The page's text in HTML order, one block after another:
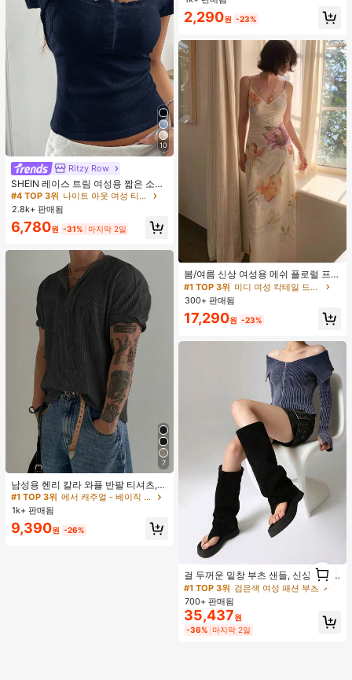
10
Ritzy Row
SHEIN 레이스 트림 여성용 짧은 소매
티셔츠, 슬림핏 여름 새 3버튼 전면 반
소매 탑
#4 TOP 3위
나이트 아웃 여성 티셔츠
2.8k+ 판매됨
6,780원 -31% 마지막 2일
7
남성용 헨리 칼라 와플 반팔 티셔츠,
가볍고 통기성이 좋은 기본 티, 미국
미니멀리스트 스타일, 모든 계절에 적
합
#1 TOP 3위
에서 캐주얼 - 베이직 남성 상의
1k+ 판매됨
9,390원 -26%
니날 선물
#1 TOP 3위
실버 여성 반지 세트
2,290원 -23%
봄/여름 신상 여성용 메쉬 플로럴 프린
트 드레스, 브이넥, 휴가 스타일, 섹시
한 비치 파티 댄스 드레스, 스파게티
스트랩 웨딩 가을
#1 TOP 3위
재고 9개 남음
#1 TOP 3위
미디 여성 칵테일 드레스
재고 9개 남음
#1 TOP 3위
미디 여성 칵테일 드레스
재고 9개 남음
#1 TOP 3위
재고 9개 남음
300+ 판매됨
17,290원 -23%
걸 두꺼운 밑창 부츠 샌들, 신상품 여
름 키높이 롱 샤프트 니치 섹시 팝 걸
끈 레트로 스트리트 스타일 앵클 부츠
#1 TOP 3위
검은색 여성 패션 부츠
거의 매진!
#1 TOP 3위 검은색 여성 패션 부츠
거의 매진!
#1 TOP 3위 검은색 여성 패션 부츠
거의 매진!
#1 TOP 3위 검은색 여성 패션 부츠
거의 매진!
700+ 판매됨
35,437원
-36% 마지막 2일
1
1